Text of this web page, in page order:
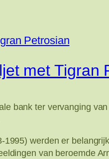
met Tigran
bank ter vervanging
werden er
van beroemde